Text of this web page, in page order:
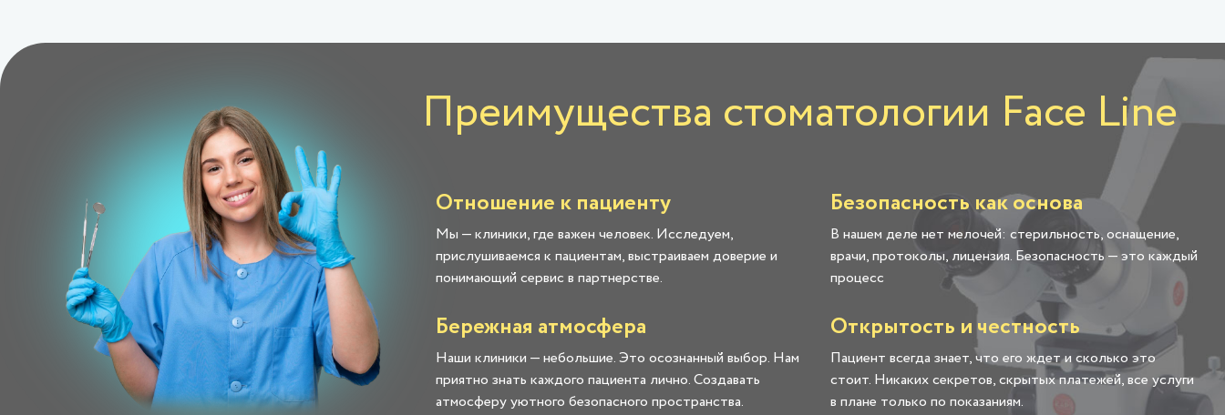
Преимущества стоматологии Face Line
Отношение к пациенту
Мы — клиники, где важен человек. Исследуем,
прислушиваемся к пациентам, выстраиваем доверие и
понимающий сервис в партнерстве.
Безопасность как основа
В нашем деле нет мелочей: стерильность, оснащение,
врачи, протоколы, лицензия. Безопасность — это каждый
процесс
Бережная атмосфера
Наши клиники — небольшие. Это осознанный выбор. Нам
приятно знать каждого пациента лично. Создавать
атмосферу уютного безопасного пространства.
Открытость и честность
Пациент всегда знает, что его ждет и сколько это
стоит. Никаких секретов, скрытых платежей, все услуги
в плане только по показаниям.